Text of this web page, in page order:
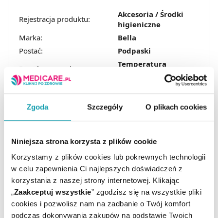
Zgoda Szczegóły O plikach cookies
Niniejsza strona korzysta z plików cookie
Korzystamy z plików cookies lub pokrewnych technologii
w celu zapewnienia Ci najlepszych doświadczeń z
korzystania z naszej strony internetowej. Klikając
„Zaakceptuj wszystkie” zgodzisz się na wszystkie pliki
cookies i pozwolisz nam na zadbanie o Twój komfort
podczas dokonywania zakupów na podstawie Twoich
Rejestracja produktu:
Akcesoria / Środki
higieniczne
Marka:
Bella
Postać:
Podpaski
Przechowywanie:
Temperatura
Producent / Podmiot
TZMO-MATOPAT-
ARTYKUŁY